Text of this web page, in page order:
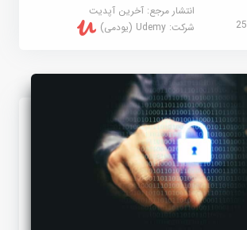
انتشار مرجع:آخرین آپدیت
شرکت:Udemy (یودمی)